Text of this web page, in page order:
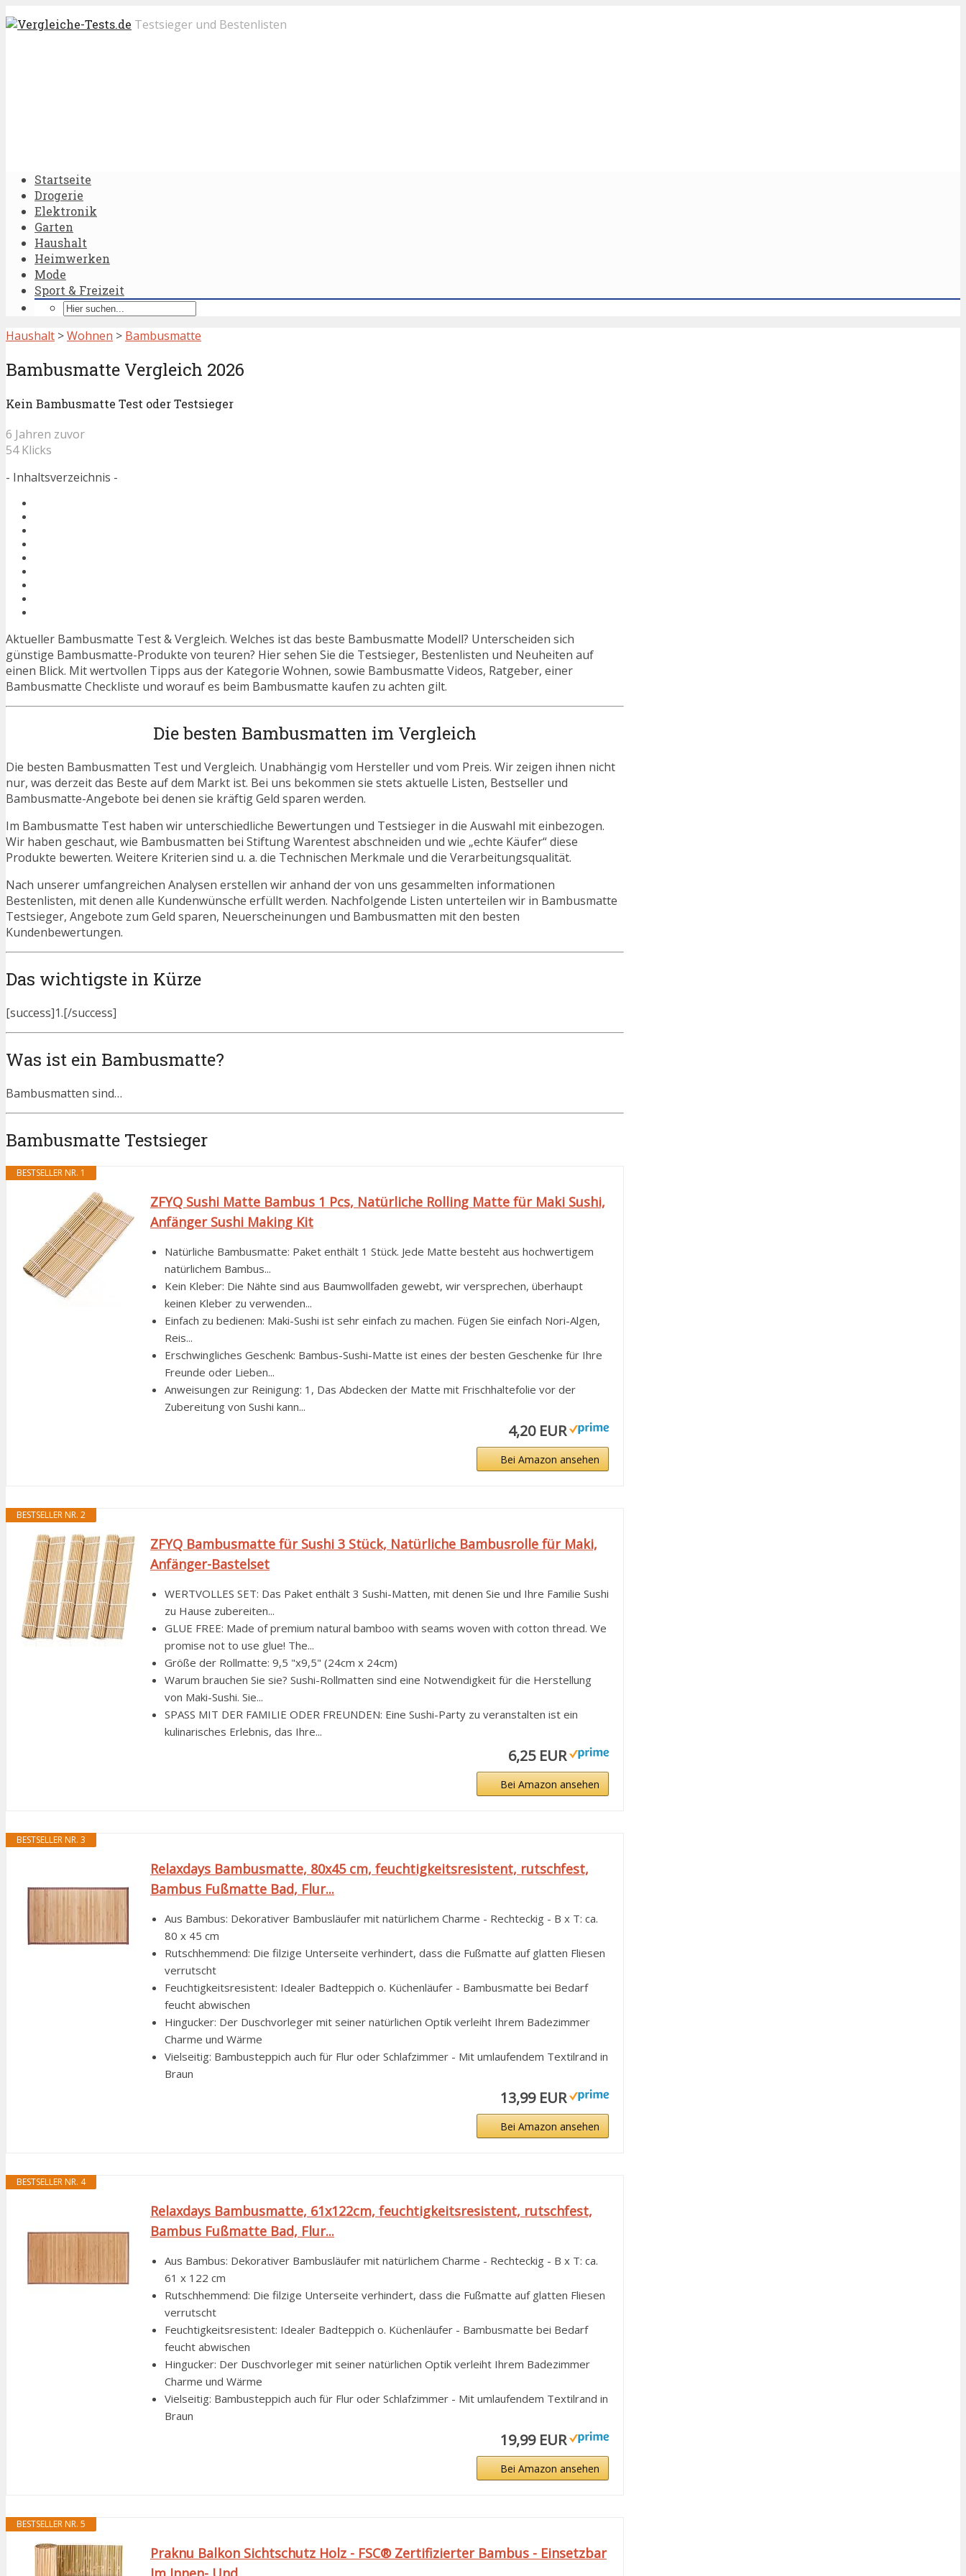
Testsieger und Bestenlisten
Startseite
Drogerie
Elektronik
Garten
Haushalt
Heimwerken
Mode
Sport & Freizeit
Haushalt >Wohnen > Bambusmatte
Bambusmatte Vergleich 2026
Kein Bambusmatte Test oder Testsieger
6 Jahren zuvor
54 Klicks
- Inhaltsverzeichnis -
Aktueller Bambusmatte Test & Vergleich. Welches ist das beste Bambusmatte Modell? Unterscheiden sich
günstige Bambusmatte-Produkte von teuren? Hier sehen Sie die Testsieger, Bestenlisten und Neuheiten auf
einen Blick. Mit wertvollen Tipps aus der Kategorie Wohnen, sowie Bambusmatte Videos, Ratgeber, einer
Bambusmatte Checkliste und worauf es beim Bambusmatte kaufen zu achten gilt.
Die besten Bambusmatten im Vergleich
Die besten Bambusmatten Test und Vergleich. Unabhängig vom Hersteller und vom Preis. Wir zeigen ihnen nicht
nur, was derzeit das Beste auf dem Markt ist. Bei uns bekommen sie stets aktuelle Listen, Bestseller und
Bambusmatte-Angebote bei denen sie kräftig Geld sparen werden.
Im Bambusmatte Test haben wir unterschiedliche Bewertungen und Testsieger in die Auswahl mit einbezogen.
Wir haben geschaut, wie Bambusmatten bei Stiftung Warentest abschneiden und wie „echte Käufer“ diese
Produkte bewerten. Weitere Kriterien sind u. a. die Technischen Merkmale und die Verarbeitungsqualität.
Nach unserer umfangreichen Analysen erstellen wir anhand der von uns gesammelten informationen
Bestenlisten, mit denen alle Kundenwünsche erfüllt werden. Nachfolgende Listen unterteilen wir in Bambusmatte
Testsieger, Angebote zum Geld sparen, Neuerscheinungen und Bambusmatten mit den besten
Kundenbewertungen.
Das wichtigste in Kürze
[success]1.[/success]
Was ist ein Bambusmatte?
Bambusmatten sind…
Bambusmatte Testsieger
BESTSELLER NR. 1
ZFYQ Sushi Matte Bambus 1 Pcs, Natürliche Rolling Matte für Maki Sushi,
Anfänger Sushi Making Kit
Natürliche Bambusmatte: Paket enthält 1 Stück. Jede Matte besteht aus hochwertigem
natürlichem Bambus...
Kein Kleber: Die Nähte sind aus Baumwollfaden gewebt, wir versprechen, überhaupt
keinen Kleber zu verwenden...
Einfach zu bedienen: Maki-Sushi ist sehr einfach zu machen. Fügen Sie einfach Nori-Algen,
Reis...
Erschwingliches Geschenk: Bambus-Sushi-Matte ist eines der besten Geschenke für Ihre
Freunde oder Lieben...
Anweisungen zur Reinigung: 1, Das Abdecken der Matte mit Frischhaltefolie vor der
Zubereitung von Sushi kann...
4,20 EUR
Bei Amazon ansehen
BESTSELLER NR. 2
ZFYQ Bambusmatte für Sushi 3 Stück, Natürliche Bambusrolle für Maki,
Anfänger-Bastelset
WERTVOLLES SET: Das Paket enthält 3 Sushi-Matten, mit denen Sie und Ihre Familie Sushi
zu Hause zubereiten...
GLUE FREE: Made of premium natural bamboo with seams woven with cotton thread. We
promise not to use glue! The...
Größe der Rollmatte: 9,5 "x9,5" (24cm x 24cm)
Warum brauchen Sie sie? Sushi-Rollmatten sind eine Notwendigkeit für die Herstellung
von Maki-Sushi. Sie...
SPASS MIT DER FAMILIE ODER FREUNDEN: Eine Sushi-Party zu veranstalten ist ein
kulinarisches Erlebnis, das Ihre...
6,25 EUR
Bei Amazon ansehen
BESTSELLER NR. 3
Relaxdays Bambusmatte, 80x45 cm, feuchtigkeitsresistent, rutschfest,
Bambus Fußmatte Bad, Flur...
Aus Bambus: Dekorativer Bambusläufer mit natürlichem Charme - Rechteckig - B x T: ca.
80 x 45 cm
Rutschhemmend: Die filzige Unterseite verhindert, dass die Fußmatte auf glatten Fliesen
verrutscht
Feuchtigkeitsresistent: Idealer Badteppich o. Küchenläufer - Bambusmatte bei Bedarf
feucht abwischen
Hingucker: Der Duschvorleger mit seiner natürlichen Optik verleiht Ihrem Badezimmer
Charme und Wärme
Vielseitig: Bambusteppich auch für Flur oder Schlafzimmer - Mit umlaufendem Textilrand in
Braun
13,99 EUR
Bei Amazon ansehen
BESTSELLER NR. 4
Relaxdays Bambusmatte, 61x122cm, feuchtigkeitsresistent, rutschfest,
Bambus Fußmatte Bad, Flur...
Aus Bambus: Dekorativer Bambusläufer mit natürlichem Charme - Rechteckig - B x T: ca.
61 x 122 cm
Rutschhemmend: Die filzige Unterseite verhindert, dass die Fußmatte auf glatten Fliesen
verrutscht
Feuchtigkeitsresistent: Idealer Badteppich o. Küchenläufer - Bambusmatte bei Bedarf
feucht abwischen
Hingucker: Der Duschvorleger mit seiner natürlichen Optik verleiht Ihrem Badezimmer
Charme und Wärme
Vielseitig: Bambusteppich auch für Flur oder Schlafzimmer - Mit umlaufendem Textilrand in
Braun
19,99 EUR
Bei Amazon ansehen
BESTSELLER NR. 5
Praknu Balkon Sichtschutz Holz - FSC® Zertifizierter Bambus - Einsetzbar